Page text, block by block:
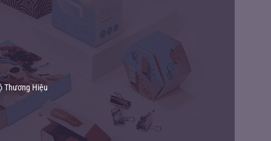
Thương Hiệu